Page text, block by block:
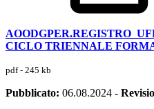
CICLO TRIENNALE
pdf - 245 kb
Pubblicato: 06.08.2024 -